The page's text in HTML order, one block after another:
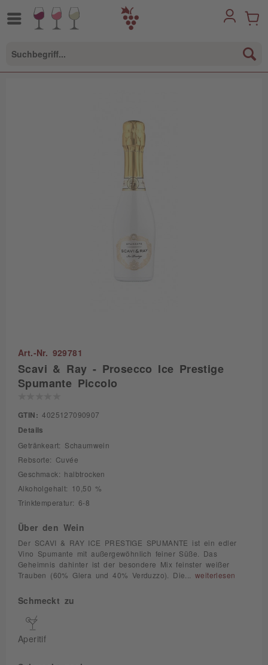
Art.-Nr. 929781
Scavi & Ray - Prosecco Ice Prestige
Spumante Piccolo
GTIN: 4025127090907
Details
Getränkeart: Schaumwein
Rebsorte: Cuvée
Geschmack: halbtrocken
Alkoholgehalt: 10,50 %
Trinktemperatur: 6-8
Über den Wein
Der SCAVI & RAY ICE PRESTIGE SPUMANTE ist ein edler
Vino Spumante mit außergewöhnlich feiner Süße. Das
Geheimnis dahinter ist der besondere Mix feinster weißer
Trauben (60% Glera und 40% Verduzzo). Die... weiterlesen
Schmeckt zu
Aperitif